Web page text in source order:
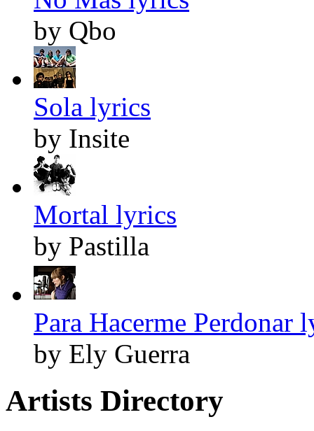
by Qbo
Sola lyrics
by Insite
Mortal lyrics
by Pastilla
Para Hacerme Perdonar
by Ely Guerra
Artists Directory